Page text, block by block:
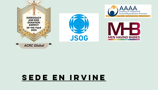
Sede en Irvine